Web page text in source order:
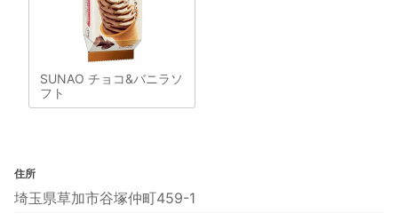
SUNAO チョコ&バニラソ
フト
住所
埼玉県草加市谷塚仲町459-1